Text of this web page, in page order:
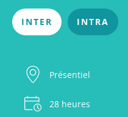
INTER INTRA
Présentiel
28 heures